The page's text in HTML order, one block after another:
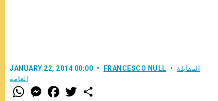
JANUARY 22, 2014 00:00 FRANCESCO NULL
المقابلة
العامة
W
h
M
e
F
a w